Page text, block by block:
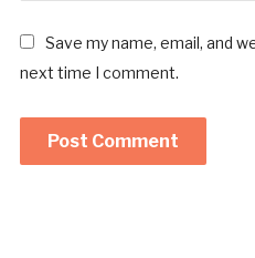
Save my name, email, and
next time I comment.